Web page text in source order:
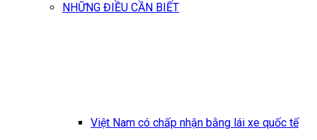
NHỮNG ĐIỀU CẦN BIẾT
Việt Nam có chấp nhận bằng lái xe quốc tế